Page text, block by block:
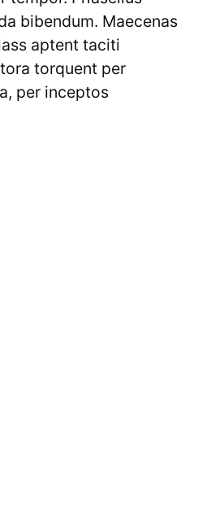
bibendum. Maecenas
aptent taciti
torquent per
per inceptos